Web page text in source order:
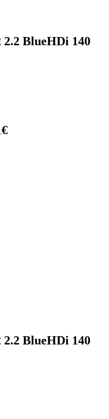
BlueHDi 140
BlueHDi 140